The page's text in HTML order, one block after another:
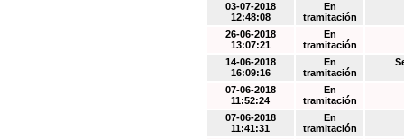
03-07-2018
12:48:08
En
tramitación
26-06-2018
13:07:21
En
tramitación
14-06-2018
16:09:16
En
tramitación
07-06-2018
11:52:24
En
tramitación
07-06-2018
11:41:31
En
tramitación